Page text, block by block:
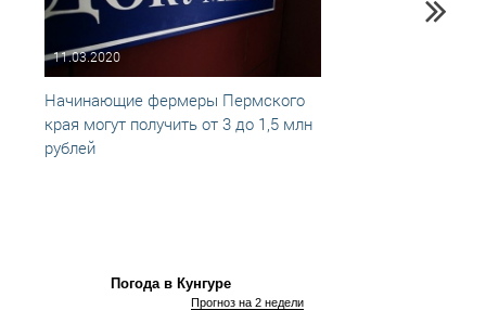
11.03.2020
Начинающие фермеры Пермского
края могут получить от 3 до 1,5 млн
рублей
Погода в Кунгуре
Прогноз на 2 недели